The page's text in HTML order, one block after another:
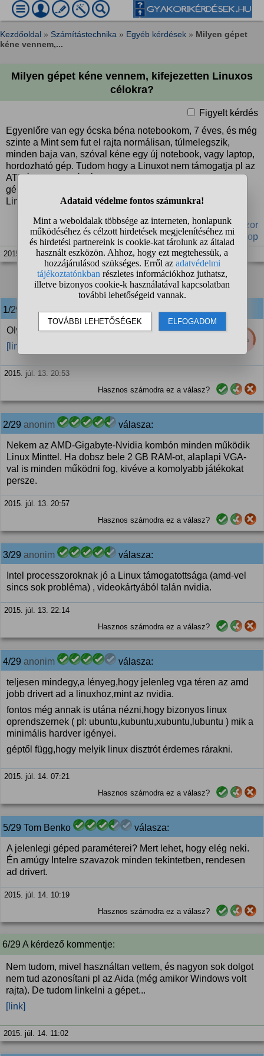
Kezdőoldal » Számítástechnika » Egyéb kérdések » Milyen gépet
kéne vennem,...
Milyen gépet kéne vennem, kifejezetten Linuxos
célokra?
Figyelt kérdés
Egyenlőre van egy ócska béna notebookom, 7 éves, és még
szinte a Mint sem fut el rajta normálisan, túlmelegszik,
minden baja van, szóval kéne egy új notebook, vagy laptop,
hordozható gép. Tudom hogy a Linuxot nem támogatja pl az
ATI, és nem igazán értek a hardveres dolgokhoz. Milyen
gépet kéne vennem, amin semmi baja nem lenne a
Linuxnak, teljes mértékben ki tudnám használni ?
#notebook #szoftver #linux #videokártya #processzor
#hardver #netbook #laptop
2015. júl. 13. 20:34
1 2 3 ❯
1/29 anonim válasza:
31%
Olyat, amire már eleve Linux van előre telepítve.
[link]
2015. júl. 13. 20:53
Hasznos számodra ez a válasz?
2/29 anonim válasza:
Nekem az AMD-Gigabyte-Nvidia kombón minden működik
Linux Minttel. Ha dobsz bele 2 GB RAM-ot, alaplapi VGA-
val is minden működni fog, kivéve a komolyabb játékokat
persze.
2015. júl. 13. 20:57
Hasznos számodra ez a válasz?
3/29 anonim válasza:
Intel processzoroknak jó a Linux támogatottsága (amd-vel
sincs sok probléma) , videokártyából talán nvidia.
2015. júl. 13. 22:14
Hasznos számodra ez a válasz?
4/29 anonim válasza:
teljesen mindegy,a lényeg,hogy jelenleg vga téren az amd
jobb drivert ad a linuxhoz,mint az nvidia.
fontos még annak is utána nézni,hogy bizonyos linux
oprendszernek ( pl: ubuntu,kubuntu,xubuntu,lubuntu ) mik a
minimális hardver igényei.
géptől függ,hogy melyik linux disztrót érdemes rárakni.
2015. júl. 14. 07:21
Hasznos számodra ez a válasz?
5/29 Tom Benko válasza:
A jelenlegi géped paraméterei? Mert lehet, hogy elég neki.
Én amúgy Intelre szavazok minden tekintetben, rendesen
ad drivert.
2015. júl. 14. 10:19
Hasznos számodra ez a válasz?
6/29 A kérdező kommentje:
Nem tudom, mivel használtan vettem, és nagyon sok dolgot
nem tud azonosítani pl az Aida (még amikor Windows volt
rajta). De tudom linkelni a gépet...
[link]
2015. júl. 14. 11:02